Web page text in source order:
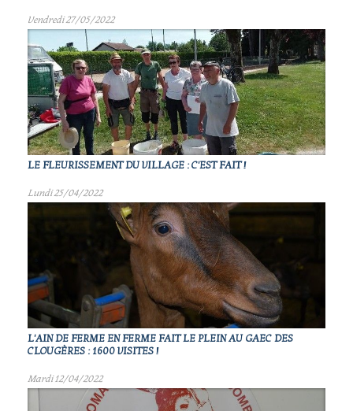
Vendredi 27/05/2022
LE FLEURISSEMENT DU VILLAGE : C'EST FAIT !
Lundi 25/04/2022
L'AIN DE FERME EN FERME FAIT LE PLEIN AU GAEC DES
CLOUGÈRES : 1600 VISITES !
Mardi 12/04/2022